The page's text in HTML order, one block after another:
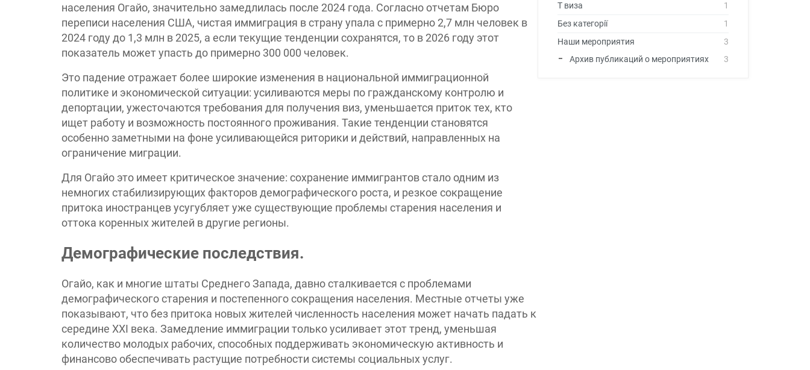
населения Огайо, значительно замедлилась после 2024 года. Согласно отчетам Бюро
переписи населения США, чистая иммиграция в страну упала с примерно 2,7 млн человек в
2024 году до 1,3 млн в 2025, а если текущие тенденции сохранятся, то в 2026 году этот
показатель может упасть до примерно 300 000 человек.
Это падение отражает более широкие изменения в национальной иммиграционной
политике и экономической ситуации: усиливаются меры по гражданскому контролю и
депортации, ужесточаются требования для получения виз, уменьшается приток тех, кто
ищет работу и возможность постоянного проживания. Такие тенденции становятся
особенно заметными на фоне усиливающейся риторики и действий, направленных на
ограничение миграции.
Для Огайо это имеет критическое значение: сохранение иммигрантов стало одним из
немногих стабилизирующих факторов демографического роста, и резкое сокращение
притока иностранцев усугубляет уже существующие проблемы старения населения и
оттока коренных жителей в другие регионы.
Демографические последствия.
Огайо, как и многие штаты Среднего Запада, давно сталкивается с проблемами
демографического старения и постепенного сокращения населения. Местные отчеты уже
показывают, что без притока новых жителей численность населения может начать падать к
середине XXI века. Замедление иммиграции только усиливает этот тренд, уменьшая
количество молодых рабочих, способных поддерживать экономическую активность и
финансово обеспечивать растущие потребности системы социальных услуг.
T виза
1
Без категорії
1
Наши мероприятия
3
Архив публикаций о мероприятиях
3